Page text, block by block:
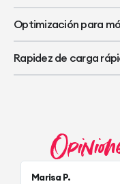
Optimización para
Rapidez de carga
Marisa P.